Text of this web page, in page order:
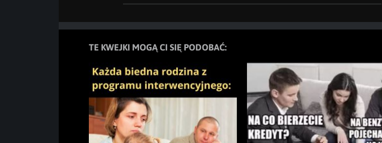
TE KWEJKI MOGĄ CI SIĘ PODOBAĆ: